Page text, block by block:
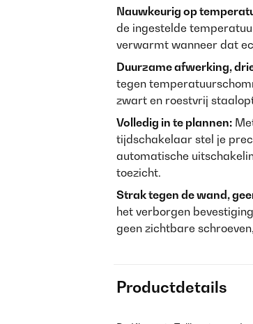
Nauwkeurig op
de ingestelde
verwarmt wanneer dat
Duurzame afwerking,
tegen
zwart en roestvrij
Volledig in te plannen:
tijdschakelaar stel je
automatische
toezicht.
Strak tegen de wand,
het verborgen
geen zichtbare
Productdetails